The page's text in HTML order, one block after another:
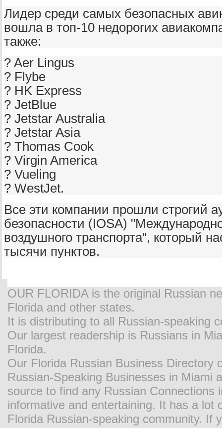
Лидер среди самых безопасных
вошла в топ-10 недорогих
также:
? Aer Lingus
? Flybe
? HK Express
? JetBlue
? Jetstar Australia
? Jetstar Asia
? Thomas Cook
? Virgin America
? Vueling
? WestJet.
Все эти компании прошли строгий
безопасности (IOSA)
воздушного транспорта", который
тысячи пунктов.
OUR FLORIDA is the original Russian
Florida and other states.
It is distributing to all Russian-speaking
Our largest readership is Russians in
Florida.
Our Florida Russian Business Directory
Russian-Speaking Businesses in Miami
source to find any Russian
informative and entertaining. It has a
Florida Russian-speaking community. If